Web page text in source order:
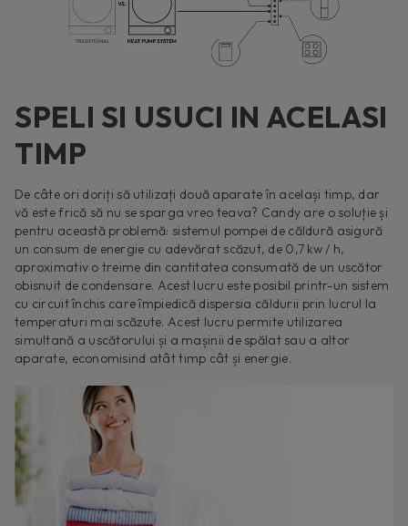
SPELI SI USUCI IN ACELASI
TIMP
De câte ori doriți să utilizați două aparate în același timp, dar
vă este frică să nu se sparga vreo teava? Candy are o soluție și
pentru această problemă: sistemul pompei de căldură asigură
un consum de energie cu adevărat scăzut, de 0,7 kw / h,
aproximativ o treime din cantitatea consumată de un uscător
obisnuit de condensare. Acest lucru este posibil printr-un sistem
cu circuit închis care împiedică dispersia căldurii prin lucrul la
temperaturi mai scăzute. Acest lucru permite utilizarea
simultană a uscătorului și a mașinii de spălat sau a altor
aparate, economisind atât timp cât și energie.